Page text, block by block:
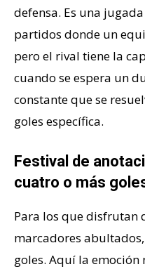
defensa. Es una
partidos donde un
pero el rival tiene la
cuando se espera un
constante que se
goles específica.
Festival de
cuatro o más
Para los que disfrutan
marcadores
goles. Aquí la emoción